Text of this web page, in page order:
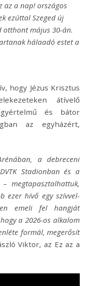
az a nap! országos
ezúttal Szeged új
otthont május 30-án.
hálaadó estet a
hogy Jézus Krisztus
átívelő
értelmű és bátor
az egyházért,
énában, a debreceni
Stadionbanés a
megtapasztalhattuk,
ezer hívő egy szívvel-
emeli fel hangját
a 2026-os alkalom
éte formál, megerősít
Viktor, az Ez az a